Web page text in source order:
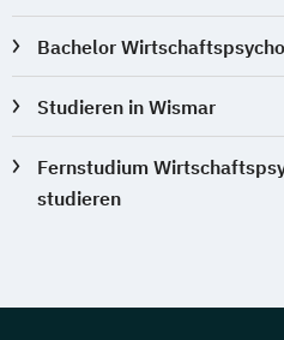
Bachelor
Studieren in Wismar
Fernstudium
studieren